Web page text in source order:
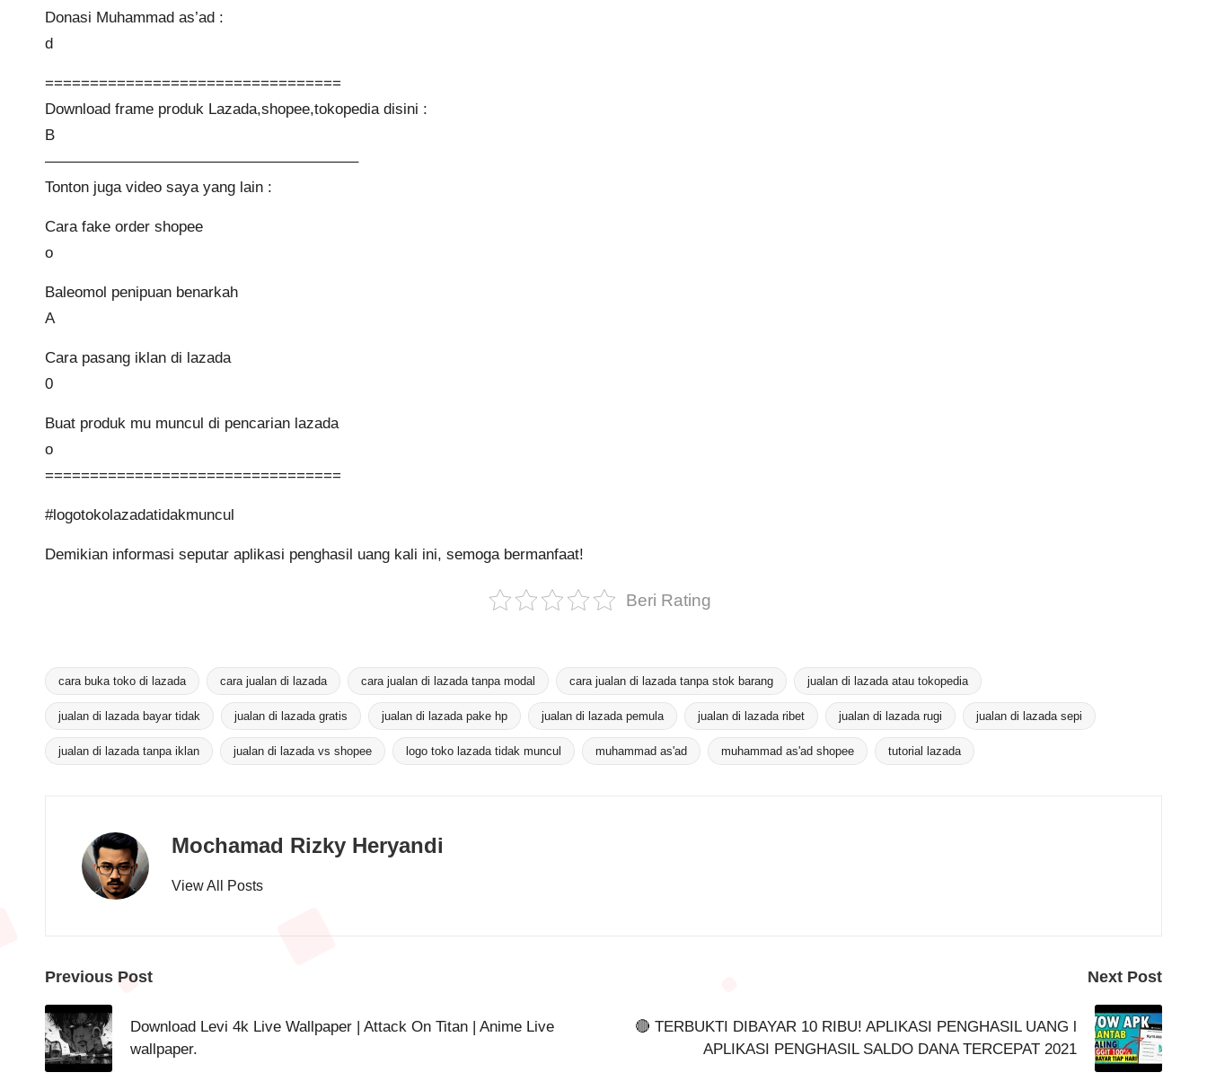
Donasi Muhammad as’ad :
d
=================================
Download frame produk Lazada,shopee,tokopedia disini :
B
————————————————————–
Tonton juga video saya yang lain :
Cara fake order shopee
o
Baleomol penipuan benarkah
A
Cara pasang iklan di lazada
0
Buat produk mu muncul di pencarian lazada
o
=================================
#logotokolazadatidakmuncul
Demikian informasi seputar aplikasi penghasil uang kali ini, semoga bermanfaat!
Beri Rating
Tags:
cara buka toko di lazada cara jualan di lazada cara jualan di lazada tanpa modal cara jualan di lazada tanpa stok barang jualan di lazada atau tokopedia
jualan di lazada bayar tidak jualan di lazada gratis jualan di lazada pake hp jualan di lazada pemula jualan di lazada ribet jualan di lazada rugi jualan di lazada sepi
jualan di lazada tanpa iklan jualan di lazada vs shopee logo toko lazada tidak muncul muhammad as'ad muhammad as'ad shopee tutorial lazada
Mochamad Rizky Heryandi
View All Posts
Post
navigation
Previous Post
Download Levi 4k Live Wallpaper | Attack On Titan | Anime Live
wallpaper.
Next Post
🔴 TERBUKTI DIBAYAR 10 RIBU! APLIKASI PENGHASIL UANG l
APLIKASI PENGHASIL SALDO DANA TERCEPAT 2021